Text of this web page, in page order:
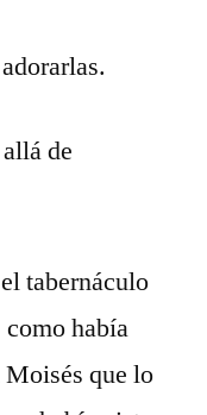
de
tabernáculo
había
que lo